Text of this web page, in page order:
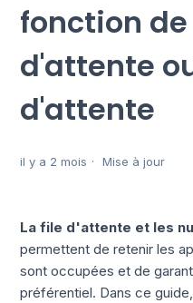
fonction
d'attente
d'attente
il y a 2 mois Mise à jour
La file d'attente et les
permettent de retenir les
sont occupées et de
préférentiel. Dans ce